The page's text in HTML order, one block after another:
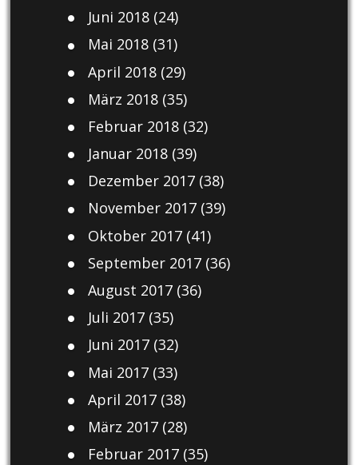
Juni 2018(24)
Mai 2018(31)
April 2018(29)
März 2018(35)
Februar 2018(32)
Januar 2018(39)
Dezember 2017(38)
November 2017(39)
Oktober 2017(41)
September 2017(36)
August 2017(36)
Juli 2017(35)
Juni 2017(32)
Mai 2017(33)
April 2017(38)
März 2017(28)
Februar 2017(35)